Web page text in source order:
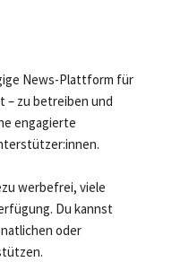
News-Plattform für
– zu betreiben und
engagierte
werbefrei, viele
Du kannst
oder